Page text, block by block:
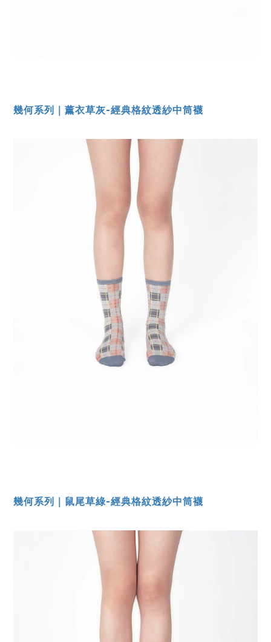
幾何系列｜薰衣草灰-經典格紋透紗中筒襪
幾何系列｜鼠尾草綠-經典格紋透紗中筒襪